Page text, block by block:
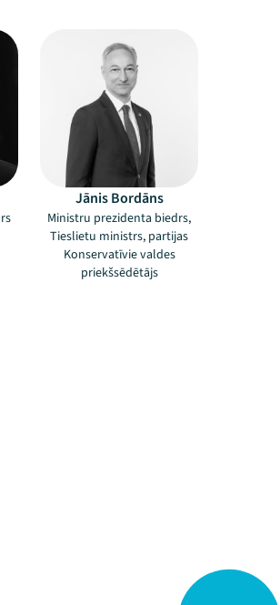
Jānis Bordāns
Ministru prezidenta biedrs,
Tieslietu ministrs, partijas
Konservatīvie valdes
priekšsēdētājs